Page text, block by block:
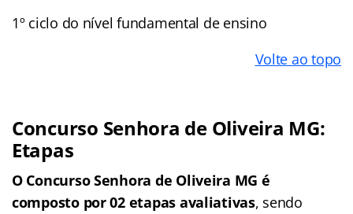
1º ciclo do nível fundamental de ensino
Volte ao topo
Concurso Senhora de Oliveira MG:
Etapas
O Concurso Senhora de Oliveira MG é
composto por 02 etapas avaliativas, sendo